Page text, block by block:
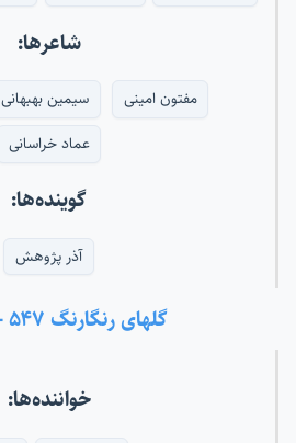
شاعرها:
مفتون امینی سیمین بهبهانی
عماد خراسانی
گوینده‌ها:
آذر پژوهش
گلهای رنگارنگ ۵۴۷ - افشاری
خواننده‌ها: